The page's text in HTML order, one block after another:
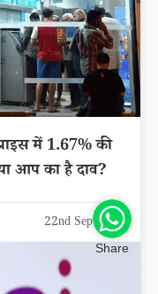
में 1.67% की
आप का है दाव?
22nd Sep 2025
Share